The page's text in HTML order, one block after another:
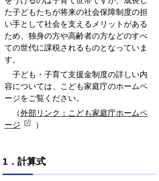
た子どもたちが将来の社会保障制度の担
い手として社会を支えるメリットがある
ため、独身の方や高齢者の方などのすべ
ての世代に課税されるものとなっていま
す。
子ども・子育て支援金制度の詳しい内
容については、こども家庭庁のホームペ
ージをご覧ください。
（外部リンク：こども家庭庁ホームペ
ージ
）
1．計算式